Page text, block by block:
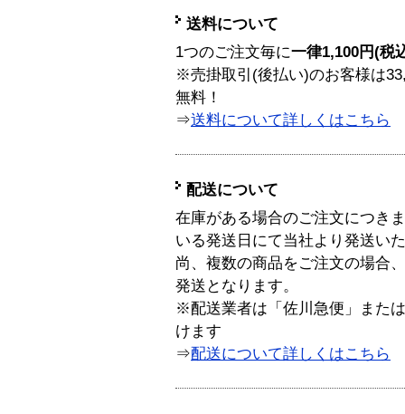
送料について
1つのご注文毎に一律1,100円(税
※売掛取引(後払い)のお客様は
無料！
⇒送料について詳しくはこちら
配送について
在庫がある場合のご注文につき
いる発送日にて当社より発送い
尚、複数の商品をご注文の場合
発送となります。
※配送業者は「佐川急便」また
けます
⇒配送について詳しくはこちら